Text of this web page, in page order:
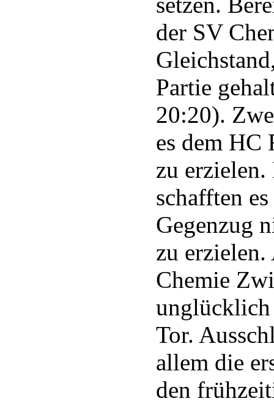
der SV
Partie
20:20).
es dem HC
zu
schafften
Gegenzug
zu
Chemie
unglücklich
Tor.
allem die
den